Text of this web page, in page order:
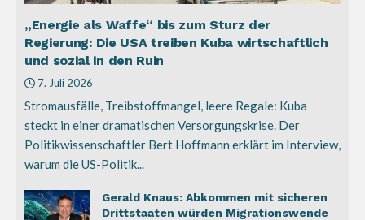
„Energie als Waffe“ bis zum Sturz der
Regierung: Die USA treiben Kuba wirtschaftlich
und sozial in den Ruin
7. Juli 2026
Stromausfälle, Treibstoffmangel, leere Regale: Kuba
steckt in einer dramatischen Versorgungskrise. Der
Politikwissenschaftler Bert Hoffmann erklärt im Interview,
warum die US-Politik...
Gerald Knaus: Abkommen mit sicheren
Drittstaaten würden Migrationswende